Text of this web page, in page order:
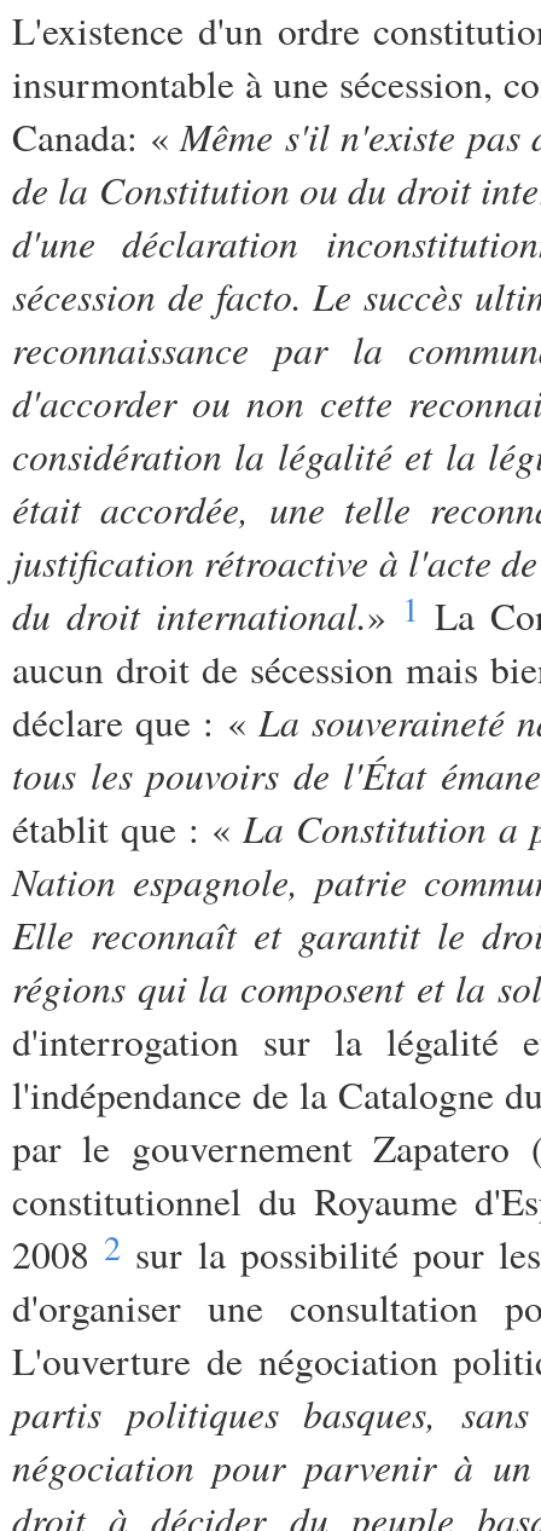
L'existence d'un ordre
insurmontable à une sécession,
Canada: «Même s'il n'existe pas
de la Constitution ou du droit
d'une déclaration
sécession de facto. Le succès
reconnaissance par la
d'accorder ou non cette
considération la légalité et la
était accordée, une telle
justification rétroactive à l'acte
du droit international.» 1 La
aucun droit de sécession mais
déclare que : «La souveraineté
tous les pouvoirs de l'État
établit que : «La Constitution a
Nation espagnole, patrie
Elle reconnaît et garantit le
régions qui la composent et la
d'interrogation sur la légalité
l'indépendance de la Catalogne
par le gouvernement
constitutionnel du Royaume
2008 2 sur la possibilité pour
d'organiser une consultation
L'ouverture de négociation
partis politiques basques,
négociation pour parvenir à
droit à décider du peuple